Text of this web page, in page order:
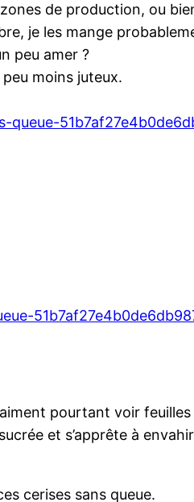
de production, ou
je les mange
peu amer ?
moins juteux.
pourtant voir feuilles
et s’apprête à
cerises sans queue.